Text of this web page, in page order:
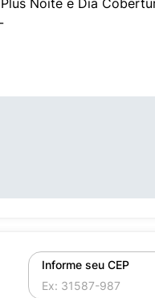
Noite e Dia
Informe seu CEP